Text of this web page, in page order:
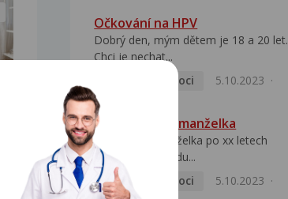
Očkování na HPV
Dobrý den, mým dětem je 18 a 20 let.
Chci je nechat...
Pohlavní nemoci
5.10.2023
HPV pozitivní manželka
Dobrý den, manželka po xx letech
přivezla z Východu...
Pohlavní nemoci
5.10.2023